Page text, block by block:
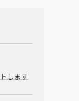
します